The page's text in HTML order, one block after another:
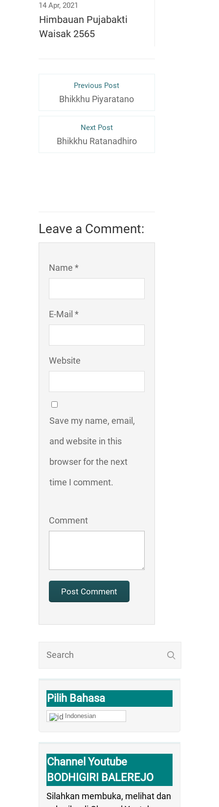
Pilih Bahasa
Indonesian
Channel Youtube
BODHIGIRI BALEREJO
Silahkan membuka, melihat dan
14 Apr, 2021
Himbauan Pujabakti
Waisak 2565
Previous Post
Bhikkhu Piyaratano
Next Post
Bhikkhu Ratanadhiro
Leave a Comment:
Name *
E-Mail *
Website
Save my name, email,
and website in this
browser for the next
time I comment.
Comment